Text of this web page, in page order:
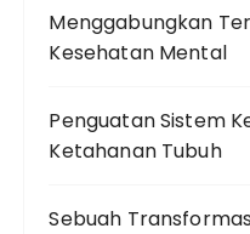
Menggabungkan
Kesehatan Mental
Penguatan Sistem
Ketahanan Tubuh
Sebuah